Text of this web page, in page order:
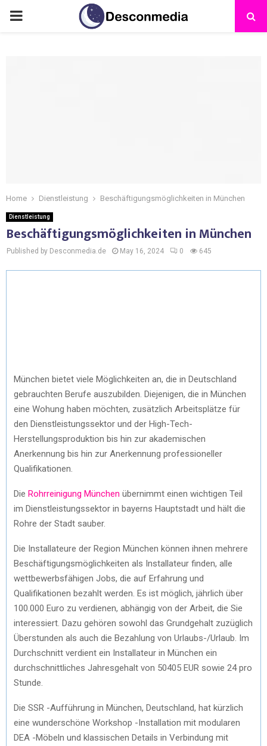
Home Dienstleistung Beschäftigungsmöglichkeiten in München
Dienstleistung
Beschäftigungsmöglichkeiten in München
Published by Desconmedia.de May 16, 2024 0 645
München bietet viele Möglichkeiten an, die in Deutschland
gebrauchten Berufe auszubilden. Diejenigen, die in München
eine Wohung haben möchten, zusätzlich Arbeitsplätze für
den Dienstleistungssektor und der High-Tech-
Herstellungsproduktion bis hin zur akademischen
Anerkennung bis hin zur Anerkennung professioneller
Qualifikationen.
Die Rohrreinigung München übernimmt einen wichtigen Teil
im Dienstleistungssektor in bayerns Hauptstadt und hält die
Rohre der Stadt sauber.
Die Installateure der Region München können ihnen mehrere
Beschäftigungsmöglichkeiten als Installateur finden, alle
wettbewerbsfähigen Jobs, die auf Erfahrung und
Qualifikationen bezahlt werden. Es ist möglich, jährlich über
100.000 Euro zu verdienen, abhängig von der Arbeit, die Sie
interessiert. Dazu gehören sowohl das Grundgehalt zuzüglich
Überstunden als auch die Bezahlung von Urlaubs-/Urlaub. Im
Durchschnitt verdient ein Installateur in München ein
durchschnittliches Jahresgehalt von 50405 EUR sowie 24 pro
Stunde.
Die SSR -Aufführung in München, Deutschland, hat kürzlich
eine wunderschöne Workshop -Installation mit modularen
DEA -Möbeln und klassischen Details in Verbindung mit